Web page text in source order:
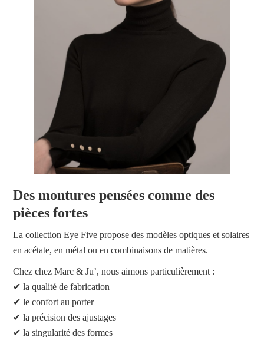
Des montures pensées comme des
pièces fortes
La collection Eye Five propose des modèles optiques et solaires
en acétate, en métal ou en combinaisons de matières.
Chez chez Marc & Ju’, nous aimons particulièrement :
✔ la qualité de fabrication
✔ le confort au porter
✔ la précision des ajustages
✔ la singularité des formes